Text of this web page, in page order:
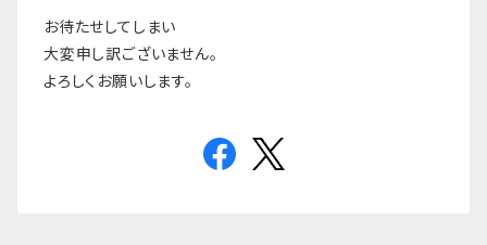
お待たせしてしまい
大変申し訳ございません。
よろしくお願いします。